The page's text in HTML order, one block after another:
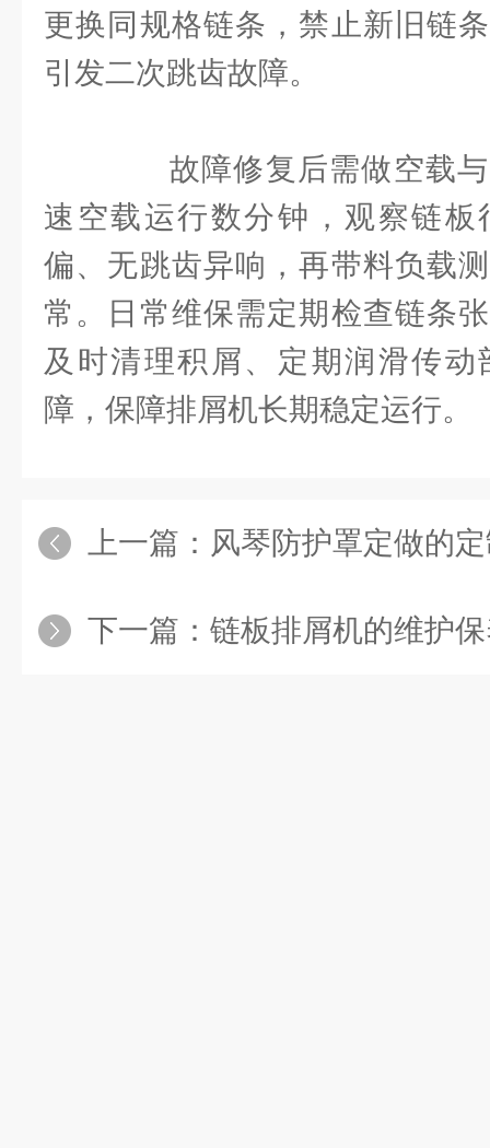
更换同规格链条，禁止新旧链
引发二次跳齿故障。
故障修复后需做空载与
速空载运行数分钟，观察链
偏、无跳齿异响，再带料负载
常。日常维保需定期检查链条
及时清理积屑、定期润滑传
障，保障排屑机长期稳定运行。
上一篇： 风琴防护罩定做的定制
下一篇： 链板排屑机的维护